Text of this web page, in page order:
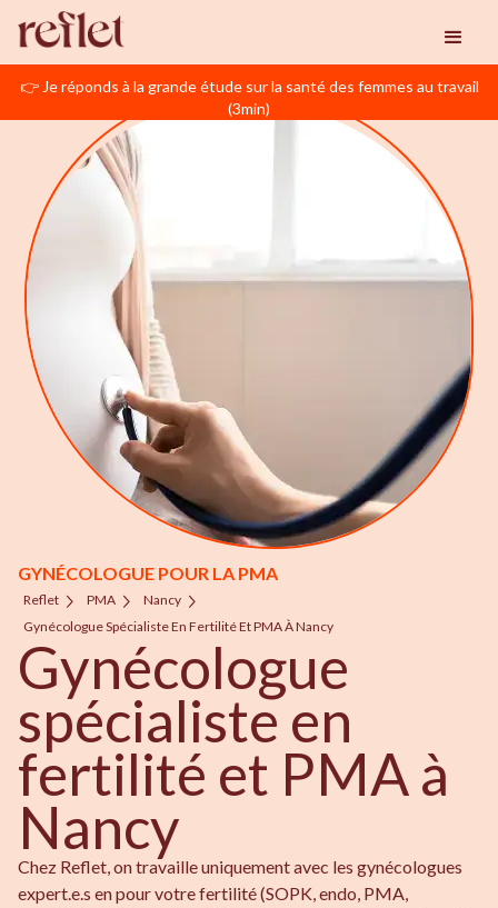
👉 Je réponds à la grande étude sur la santé des femmes au travail
(3min)
GYNÉCOLOGUE POUR LA PMA
Reflet PMA
Nancy
Gynécologue Spécialiste En Fertilité Et PMA À Nancy
Gynécologue
spécialiste en
fertilité et PMA à
Nancy
Chez Reflet, on travaille uniquement avec les gynécologues
expert.e.s en pour votre fertilité (SOPK, endo, PMA,